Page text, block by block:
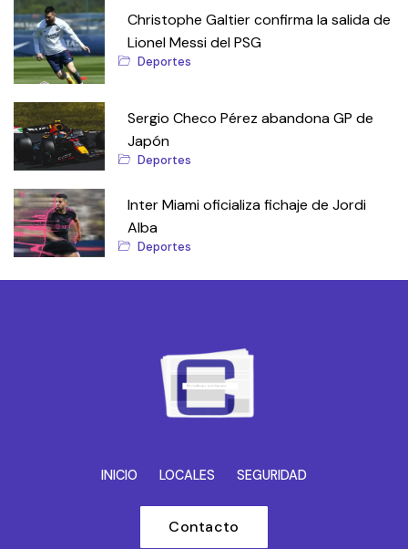
Christophe Galtier confirma la salida de
Lionel Messi del PSG
Deportes
Sergio Checo Pérez abandona GP de
Japón
Deportes
Inter Miami oficializa fichaje de Jordi
Alba
Deportes
INICIO LOCALES SEGURIDAD
Contacto